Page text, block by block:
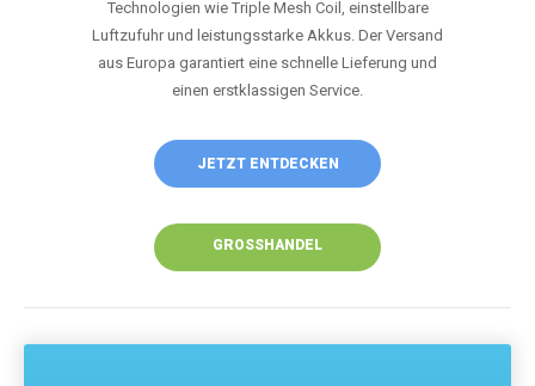
Technologien wie Triple Mesh Coil, einstellbare
Luftzufuhr und leistungsstarke Akkus. Der Versand
aus Europa garantiert eine schnelle Lieferung und
einen erstklassigen Service.
JETZT ENTDECKEN
GROSSHANDEL